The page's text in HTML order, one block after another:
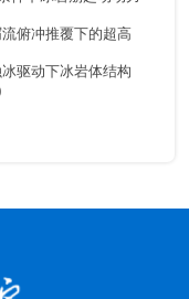
俯冲推覆下的超高
驱动下冰岩体结构